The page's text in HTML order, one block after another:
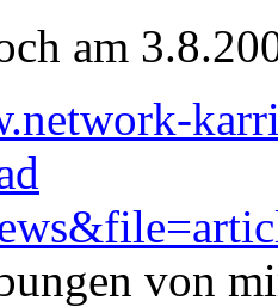
am
von